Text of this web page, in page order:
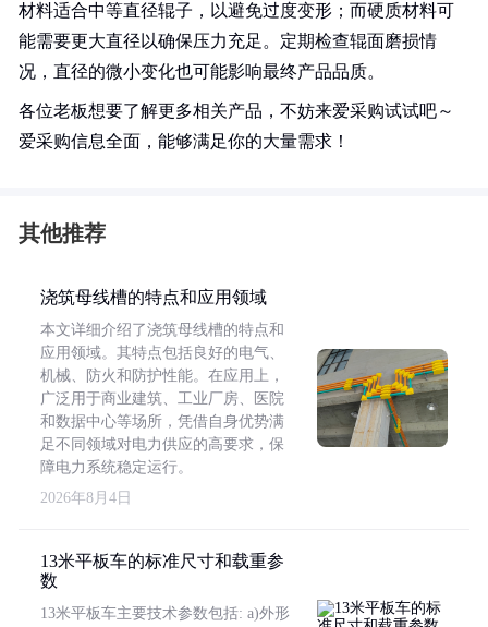
材料适合中等直径辊子，以避免过度变形；而硬质材料可
能需要更大直径以确保压力充足。定期检查辊面磨损情
况，直径的微小变化也可能影响最终产品品质。
各位老板想要了解更多相关产品，不妨来爱采购试试吧～
爱采购信息全面，能够满足你的大量需求！
其他推荐
浇筑母线槽的特点和应用领域
本文详细介绍了浇筑母线槽的特点和
应用领域。其特点包括良好的电气、
机械、防火和防护性能。在应用上，
广泛用于商业建筑、工业厂房、医院
和数据中心等场所，凭借自身优势满
足不同领域对电力供应的高要求，保
障电力系统稳定运行。
2026年8月4日
13米平板车的标准尺寸和载重参
数
13米平板车主要技术参数包括: a)外形